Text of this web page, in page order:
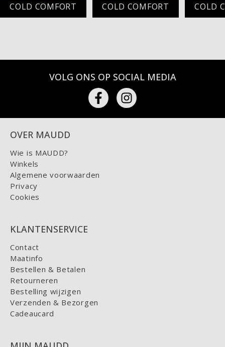
COLD COMFORT COLD COMFORT COLD
VOLG ONS OP SOCIAL MEDIA
OVER MAUDD
Wie is MAUDD?
Winkels
Algemene voorwaarden
Privacy
Cookies
KLANTENSERVICE
Contact
Maatinfo
Bestellen & Betalen
Retourneren
Bestelling wijzigen
Verzenden & Bezorgen
Cadeaucard